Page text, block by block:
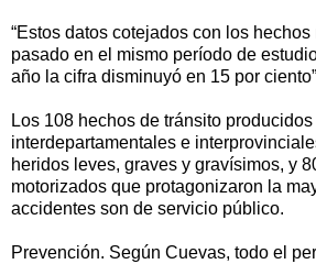
“Estos datos cotejados con los
pasado en el mismo período de
año la cifra disminuyó en 15 por
Los 108 hechos de tránsito
interdepartamentales e
heridos leves, graves y gravísimos, y
motorizados que protagonizaron la
accidentes son de servicio público.
Prevención. Según Cuevas, todo el